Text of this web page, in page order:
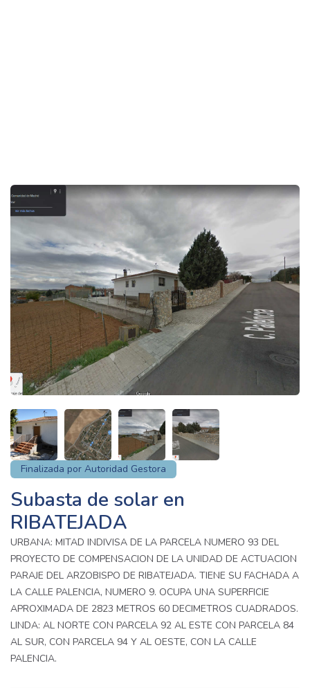
Finalizada por Autoridad Gestora
Subasta de solar en
RIBATEJADA
URBANA: MITAD INDIVISA DE LA PARCELA NUMERO 93 DEL
PROYECTO DE COMPENSACION DE LA UNIDAD DE ACTUACION
PARAJE DEL ARZOBISPO DE RIBATEJADA. TIENE SU FACHADA A
LA CALLE PALENCIA, NUMERO 9. OCUPA UNA SUPERFICIE
APROXIMADA DE 2823 METROS 60 DECIMETROS CUADRADOS.
LINDA: AL NORTE CON PARCELA 92 AL ESTE CON PARCELA 84
AL SUR, CON PARCELA 94 Y AL OESTE, CON LA CALLE
PALENCIA.